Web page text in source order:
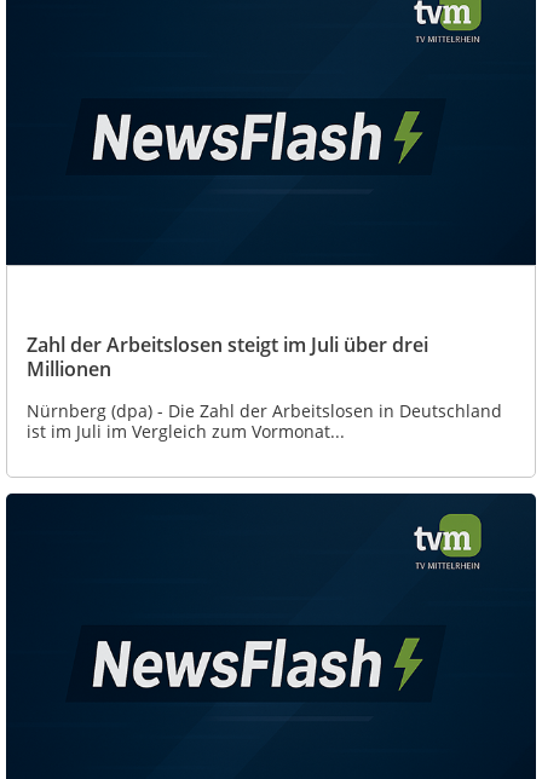
Zahl der Arbeitslosen steigt im Juli über drei
Millionen
Nürnberg (dpa) - Die Zahl der Arbeitslosen in Deutschland
ist im Juli im Vergleich zum Vormonat...